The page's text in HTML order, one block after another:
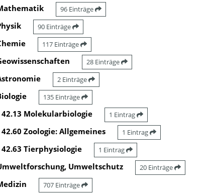
96 Einträge
90 Einträge
117 Einträge
28 Einträge
2 Einträge
135 Einträge
42.13 Molekularbiologie 1 Eintrag
42.60 Zoologie: Allgemeines 1 Eintrag
42.63 Tierphysiologie 1 Eintrag
Umweltschutz 20 Einträge
707 Einträge